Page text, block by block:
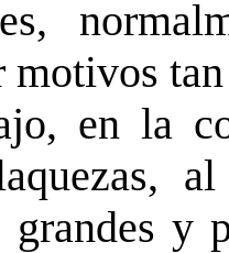
motivos
en la
grandes y